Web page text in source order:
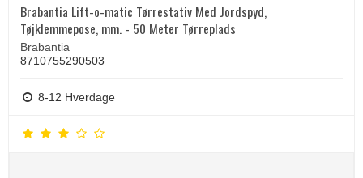
Brabantia Lift-o-matic Tørrestativ Med Jordspyd,
Tøjklemmepose, mm. - 50 Meter Tørreplads
Brabantia
8710755290503
8-12 Hverdage